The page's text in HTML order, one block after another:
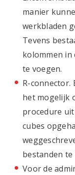
manier
werkbladen
Tevens
kolommen in
te voegen.
R-connector.
het mogelijk
procedure
cubes
bestanden
Voor de